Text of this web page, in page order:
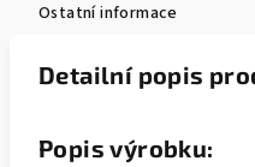
Ostatní informace
Detailní popis
Popis výrobku: